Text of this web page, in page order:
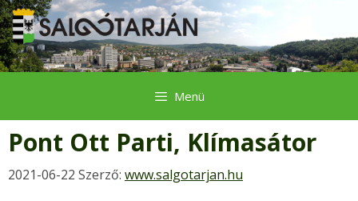
Kilépés
a
tartalomba
Menü
Pont Ott Parti, Klímasátor
2021-06-22 Szerző: www.salgotarjan.hu